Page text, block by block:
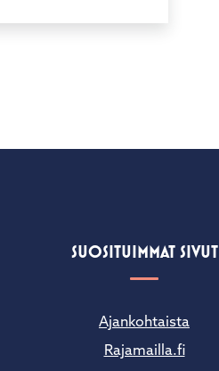
SUOSITUIMMAT SIVUT
Ajankohtaista
Rajamailla.fi